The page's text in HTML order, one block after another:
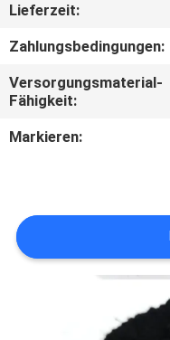
MIT
UNS
IN
VERBINDUNG
SITEMAP
PRIVACY
Lieferzeit:
Zahlungsbedingungen:
Versorgungsmaterial-
Fähigkeit:
Markieren: